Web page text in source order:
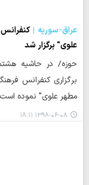
عراق-سوریه
علوی" برگزار شد
حوزه/ در حاشیه
برگزاری کنفرانس
مطهر علوی" نموده
۱۳۹۸-۰۶-۰۸ ۱۸:۱۱